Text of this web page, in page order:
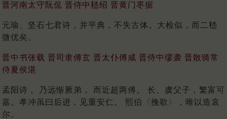
晋河南太守阮侃 晋侍中嵇绍 晋黄门枣据
元瑜、坚石七君诗，并平典，不失古体。大检似，而二嵇
微优矣。
晋中书张载 晋司隶傅玄 晋太仆傅咸 晋侍中缪袭 晋散骑常
侍夏侯湛
孟阳诗， 乃远惭厥弟， 而近超两傅。 长、虞父子，繁富可
嘉。孝冲虽曰后进，见重安仁。 熙伯〈挽歌〉，唯以造哀
尔。